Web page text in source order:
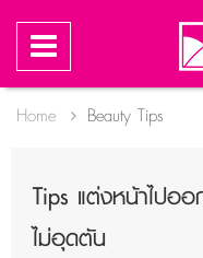
Home Beauty Tips
Tips แต่งหน้าไปอ
ไม่อุดตัน